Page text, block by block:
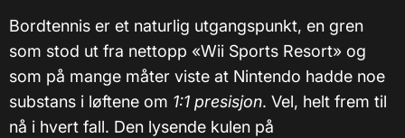
Bordtennis er et naturlig utgangspunkt, en gren
som stod ut fra nettopp «Wii Sports Resort» og
som på mange måter viste at Nintendo hadde noe
substans i løftene om 1:1 presisjon. Vel, helt frem til
nå i hvert fall. Den lysende kulen på